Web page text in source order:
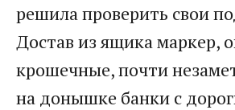
решила проверить свои
Достав из ящика маркер,
крошечные, почти
на донышке банки с